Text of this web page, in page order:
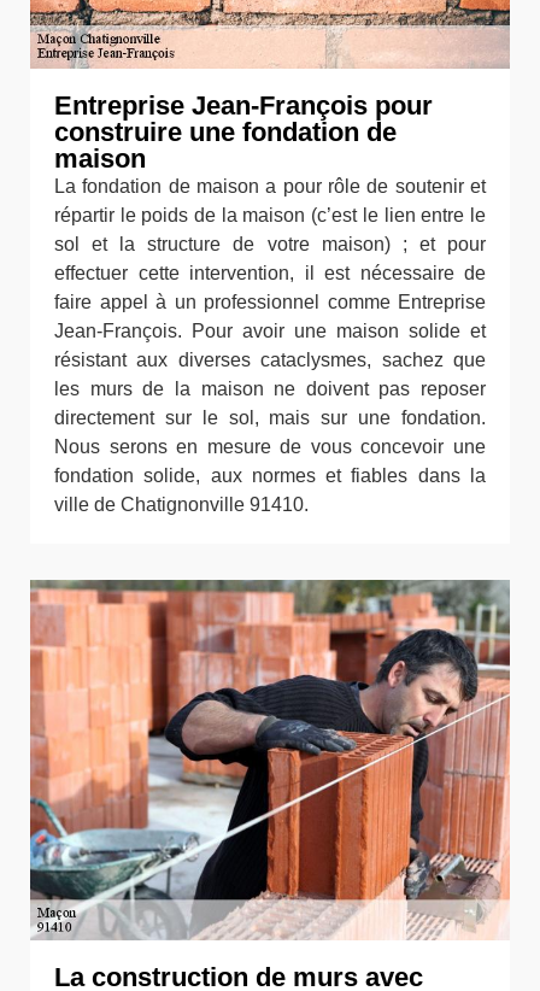
Entreprise Jean-François pour
construire une fondation de
maison
La fondation de maison a pour rôle de soutenir et
répartir le poids de la maison (c’est le lien entre le
sol et la structure de votre maison) ; et pour
effectuer cette intervention, il est nécessaire de
faire appel à un professionnel comme Entreprise
Jean-François. Pour avoir une maison solide et
résistant aux diverses cataclysmes, sachez que
les murs de la maison ne doivent pas reposer
directement sur le sol, mais sur une fondation.
Nous serons en mesure de vous concevoir une
fondation solide, aux normes et fiables dans la
ville de Chatignonville 91410.
La construction de murs avec